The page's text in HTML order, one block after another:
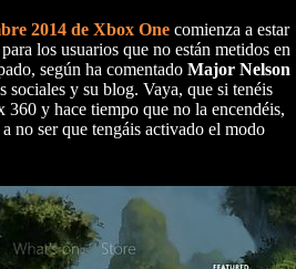
2014 de Xbox One comienza a estar
los usuarios que no están metidos en
según ha comentado Major Nelson
sociales y su blog. Vaya, que si tenéis
360 y hace tiempo que no la encendéis,
no ser que tengáis activado el modo